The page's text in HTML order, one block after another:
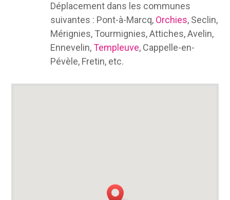
Déplacement dans les communes
suivantes : Pont-à-Marcq, Orchies, Seclin,
Mérignies, Tourmignies, Attiches, Avelin,
Ennevelin,Templeuve, Cappelle-en-
Pévèle, Fretin, etc.